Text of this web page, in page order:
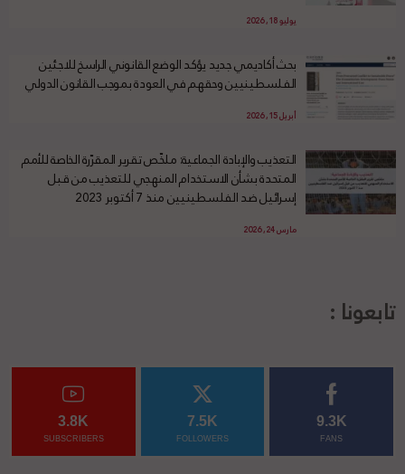
يوليو 18, 2026
بحث أكاديمي جديد يؤكد الوضع القانوني الراسخ للاجئين
الفلسطينيين وحقهم في العودة بموجب القانون الدولي
أبريل 15, 2026
التعذيب والإبادة الجماعية: ملخّص تقرير المقرّرة الخاصة للأمم
المتحدة بشأن الاستخدام المنهجي للتعذيب من قبل
إسرائيل ضد الفلسطينيين منذ 7 أكتوبر 2023
مارس 24, 2026
تابعونا :
9.3K
FANS
7.5K
FOLLOWERS
3.8K
SUBSCRIBERS